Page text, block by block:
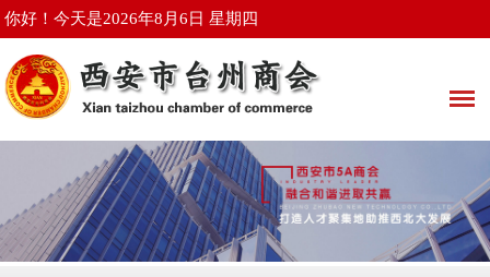
你好！今天是2026年8月6日 星期四